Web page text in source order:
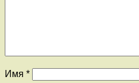
Имя *